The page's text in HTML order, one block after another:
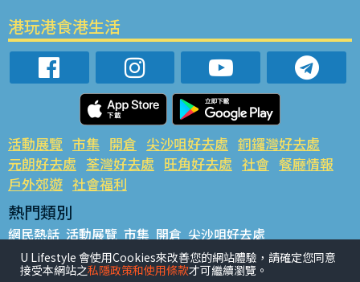
港玩港食港生活
活動展覽 市集 開倉 尖沙咀好去處 銅鑼灣好去處
元朗好去處 荃灣好去處 旺角好去處 社會 餐廳情報
戶外郊遊 社會福利
熱門類別
網民熱話 活動展覽 市集 開倉 尖沙咀好去處
銅鑼灣好去處 元朗好去處 荃灣好去處 旺角好去處 社會
餐廳情報 戶外郊遊
U Lifestyle 會使用Cookies來改善您的網站體驗，請確定您同意
接受本網站之私隱政策和使用條款才可繼續瀏覽。